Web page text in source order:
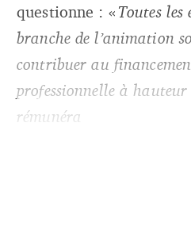
questionne : « Toutes les
branche de l’animation
contribuer au
professionnelle à hauteur
rémunéra